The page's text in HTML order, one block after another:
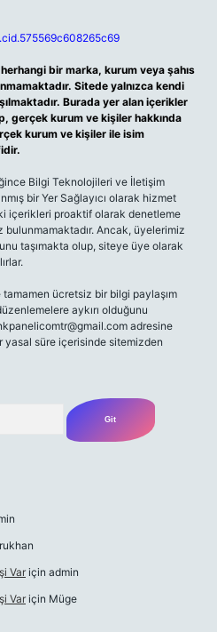
bir marka, kurum veya şahıs
Sitede yalnızca kendi
Burada yer alan içerikler
gerçek kurum ve kişiler hakkında
kurum ve kişiler ile isim
Bilgi Teknolojileri ve İletişim
bir Yer Sağlayıcı olarak hizmet
içerikleri proaktif olarak denetleme
Ancak, üyelerimiz
taşımakta olup, siteye üye olarak
ücretsiz bir bilgi paylaşım
aykırı olduğunu
adresine
süre içerisinde sitemizden
Var için admin
Var için Müge